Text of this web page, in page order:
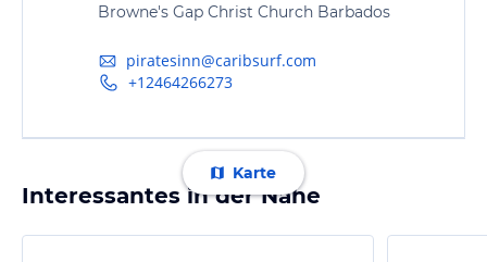
Browne's Gap Christ Church Barbados
piratesinn@caribsurf.com
+12464266273
Karte
Interessantes in der Nähe